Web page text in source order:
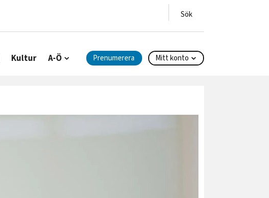
Kultur A-Ö Prenumerera Mitt konto